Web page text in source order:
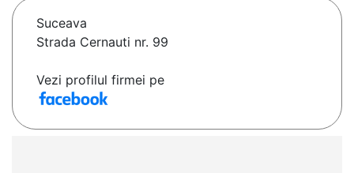
Suceava
Strada Cernauti nr. 99
Vezi profilul firmei pe